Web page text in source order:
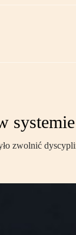
systemie
zwolnić